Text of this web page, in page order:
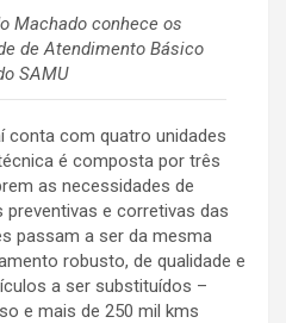
Machado conhece os
de Atendimento Básico
SAMU
conta com quatro unidades
é composta por três
as necessidades de
e corretivas das
passam a ser da mesma
robusto, de qualidade e
a ser substituídos –
e mais de 250 mil kms